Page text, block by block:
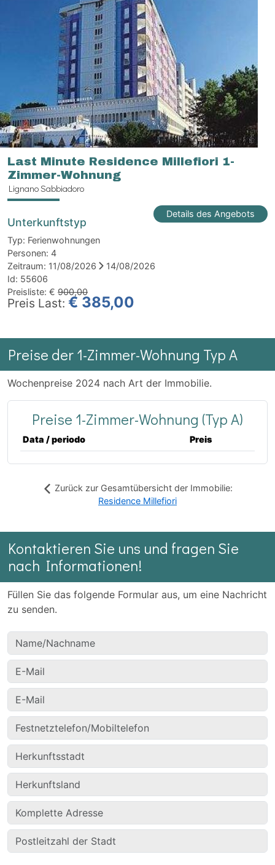
Last Minute Residence Millefiori 1-
Zimmer-Wohnung
Lignano Sabbiadoro
Details des Angebots
Unterkunftstyp
Typ: Ferienwohnungen
Personen: 4
Zeitraum: 11/08/2026
14/08/2026
Id: 55606
Preisliste: € 900,00
Preis Last: € 385,00
Preise der 1-Zimmer-Wohnung Typ A
Wochenpreise 2024 nach Art der Immobilie.
Preise 1-Zimmer-Wohnung (Typ A)
Data / periodo Preis
Zurück zur Gesamtübersicht der Immobilie:
Residence Millefiori
Kontaktieren Sie uns und fragen Sie
nach Informationen!
Füllen Sie das folgende Formular aus, um eine Nachricht
zu senden.